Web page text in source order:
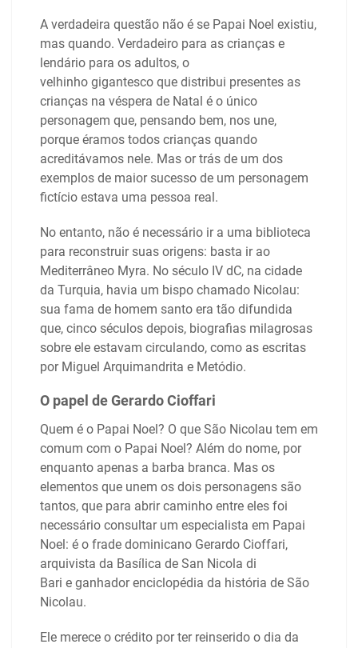
A verdadeira questão não é se Papai Noel existiu,
mas quando. Verdadeiro para as crianças e
lendário para os adultos, o
velhinho gigantesco que distribui presentes as
crianças na véspera de Natal é o único
personagem que, pensando bem, nos une,
porque éramos todos crianças quando
acreditávamos nele. Mas or trás de um dos
exemplos de maior sucesso de um personagem
fictício estava uma pessoa real.
No entanto, não é necessário ir a uma biblioteca
para reconstruir suas origens: basta ir ao
Mediterrâneo Myra. No século IV dC, na cidade
da Turquia, havia um bispo chamado Nicolau:
sua fama de homem santo era tão difundida
que, cinco séculos depois, biografias milagrosas
sobre ele estavam circulando, como as escritas
por Miguel Arquimandrita e Metódio.
O papel de Gerardo Cioffari
Quem é o Papai Noel? O que São Nicolau tem em
comum com o Papai Noel? Além do nome, por
enquanto apenas a barba branca. Mas os
elementos que unem os dois personagens são
tantos, que para abrir caminho entre eles foi
necessário consultar um especialista em Papai
Noel: é o frade dominicano Gerardo Cioffari,
arquivista da Basílica de San Nicola di
Bari e ganhador enciclopédia da história de São
Nicolau.
Ele merece o crédito por ter reinserido o dia da